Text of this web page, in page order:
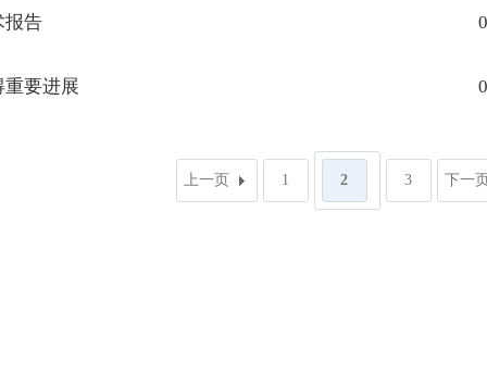
报告
要进展
上一页 1 2 3 下一